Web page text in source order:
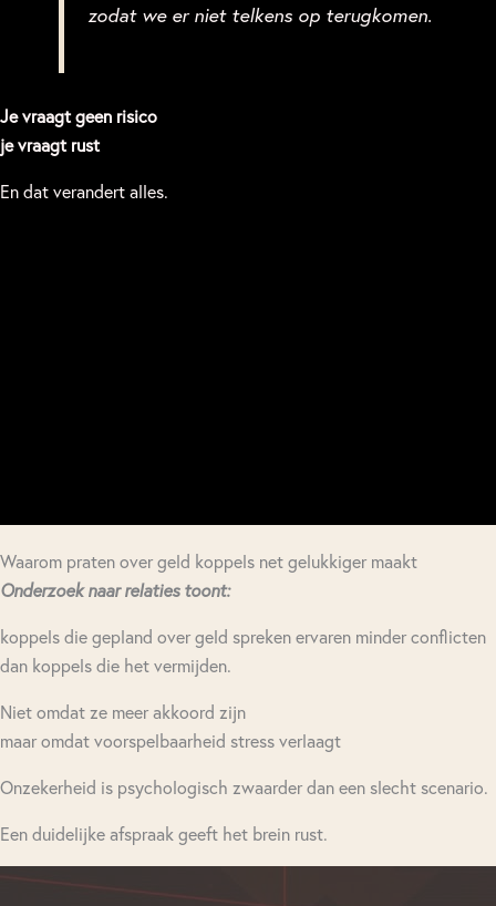
zodat we er niet telkens op terugkomen.
Je vraagt geen risico
je vraagt rust
En dat verandert alles.
Waarom praten over geld koppels net gelukkiger maakt
Onderzoek naar relaties toont:
koppels die gepland over geld spreken ervaren minder conflicten
dan koppels die het vermijden.
Niet omdat ze meer akkoord zijn
maar omdat voorspelbaarheid stress verlaagt
Onzekerheid is psychologisch zwaarder dan een slecht scenario.
Een duidelijke afspraak geeft het brein rust.